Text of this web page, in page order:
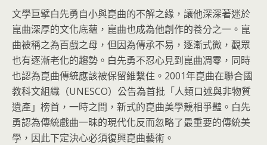
文學巨擘白先勇自小與崑曲的不解之緣，讓他深深著迷於
崑曲深厚的文化底蘊，崑曲也成為他創作的養分之一。崑
曲被稱之為百戲之母，但因為傳承不易，逐漸式微，觀眾
也有逐漸老化的趨勢。白先勇不忍心見到崑曲凋零，同時
也認為崑曲傳統應該被保留維繫住。2001年崑曲在聯合國
教科文組織（UNESCO）公告為首批「人類口述與非物質
遺產」榜首，一時之間，新式的崑曲美學競相爭豔。白先
勇認為傳統戲曲一昧的現代化反而忽略了最重要的傳統美
學，因此下定決心必須復興崑曲藝術。